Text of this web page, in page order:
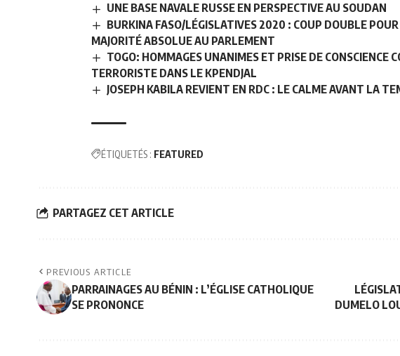
UNE BASE NAVALE RUSSE EN PERSPECTIVE AU SOUDAN
BURKINA FASO/LÉGISLATIVES 2020 : COUP DOUBLE
MAJORITÉ ABSOLUE AU PARLEMENT
TOGO: HOMMAGES UNANIMES ET PRISE DE CONSCIENCE
TERRORISTE DANS LE KPENDJAL
JOSEPH KABILA REVIENT EN RDC : LE CALME AVANT LA
ÉTIQUETÉS : FEATURED
PARTAGEZ CET ARTICLE
PREVIOUS ARTICLE
PARRAINAGES AU BÉNIN : L’ÉGLISE CATHOLIQUE
SE PRONONCE
DUMELO